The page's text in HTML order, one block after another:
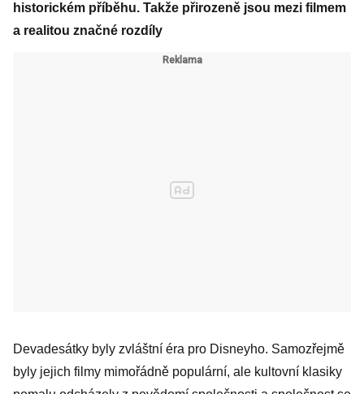
historickém příběhu. Takže přirozeně jsou mezi filmem
a realitou značné rozdíly
Devadesátky byly zvláštní éra pro Disneyho. Samozřejmě
byly jejich filmy mimořádně populární, ale kultovní klasiky